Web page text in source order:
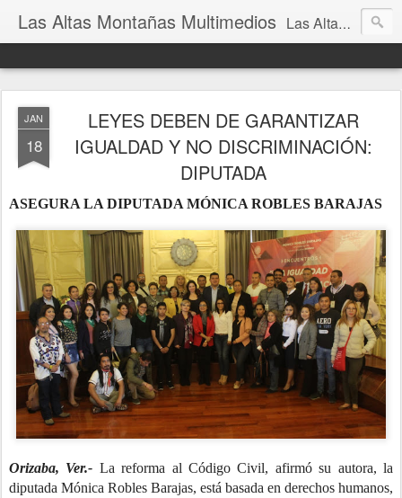
Las Altas Montañas Multimedios Las Altas Montañas Multimedios
JAN
18
LEYES DEBEN DE GARANTIZAR
IGUALDAD Y NO DISCRIMINACIÓN:
DIPUTADA
ASEGURA LA DIPUTADA MÓNICA ROBLES BARAJAS
Orizaba, Ver.- La reforma al Código Civil, afirmó su autora, la
diputada Mónica Robles Barajas, está basada en derechos humanos,